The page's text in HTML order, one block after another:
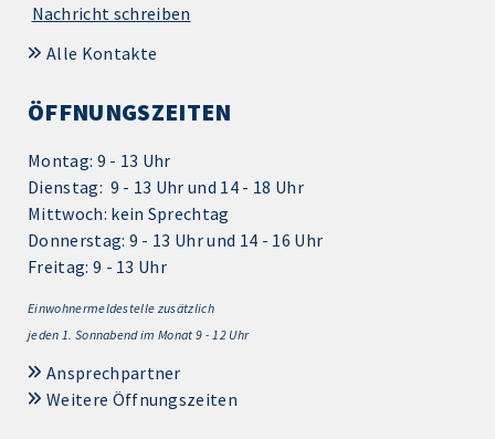
Nachricht schreiben
Alle Kontakte
ÖFFNUNGSZEITEN
Montag: 9 - 13 Uhr
Dienstag: 9 - 13 Uhr und 14 - 18 Uhr
Mittwoch: kein Sprechtag
Donnerstag: 9 - 13 Uhr und 14 - 16 Uhr
Freitag: 9 - 13 Uhr
Einwohnermeldestelle zusätzlich
jeden 1. Sonnabend im Monat 9 - 12 Uhr
Ansprechpartner
Weitere Öffnungszeiten